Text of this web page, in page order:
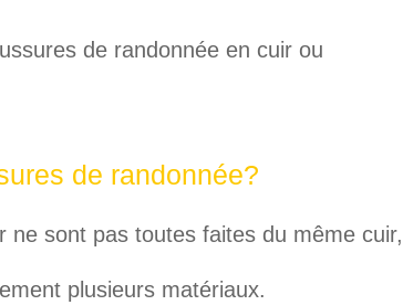
de randonnée en cuir ou
de randonnée?
ne sont pas toutes faites du même cuir,
plusieurs matériaux.